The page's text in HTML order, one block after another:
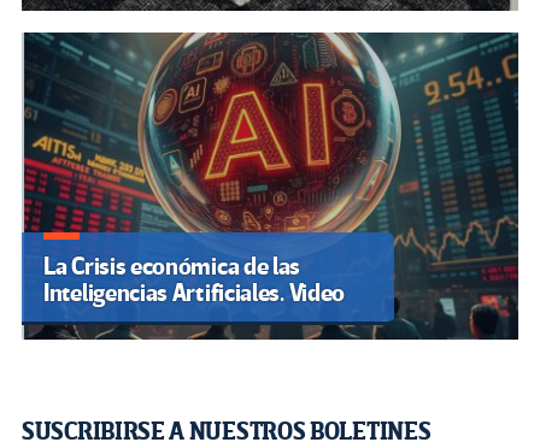
La Crisis económica de las
Inteligencias Artificiales. Video
SUSCRIBIRSE A NUESTROS BOLETINES